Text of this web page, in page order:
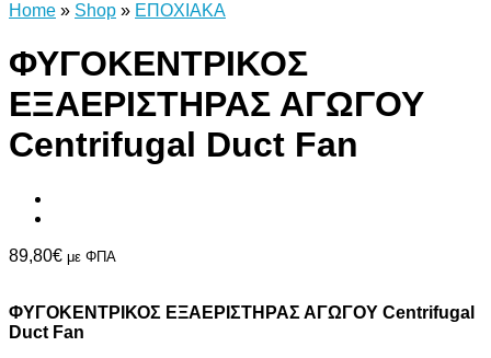
Home » Shop » ΕΠΟΧΙΑΚΑ
ΦΥΓΟΚΕΝΤΡΙΚΟΣ
ΕΞΑΕΡΙΣΤΗΡΑΣ ΑΓΩΓΟΥ
Centrifugal Duct Fan
89,80€ με ΦΠΑ
ΦΥΓΟΚΕΝΤΡΙΚΟΣ ΕΞΑΕΡΙΣΤΗΡΑΣ ΑΓΩΓΟΥ Centrifugal
Duct Fan